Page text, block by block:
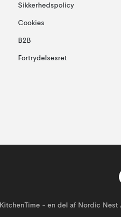
Sikkerhedspolicy
Cookies
B2B
Fortrydelsesret
KitchenTime - en del af Nordic Nest